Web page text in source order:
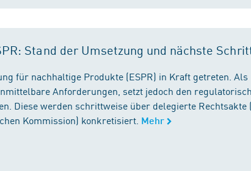
Stand der Umsetzung und nächste
für nachhaltige Produkte (ESPR) in Kraft getreten. Als
Anforderungen, setzt jedoch den
Diese werden schrittweise über delegierte Rechtsakte
Kommission) konkretisiert. Mehr